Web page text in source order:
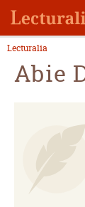
Lecturalia
Abie